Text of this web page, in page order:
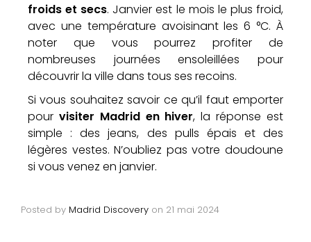
froids et secs. Janvier est le mois le plus froid,
avec une température avoisinant les 6 °C. À
noter que vous pourrez profiter de
nombreuses journées ensoleillées pour
découvrir la ville dans tous ses recoins.
Si vous souhaitez savoir ce qu’il faut emporter
pour visiter Madrid en hiver, la réponse est
simple : des jeans, des pulls épais et des
légères vestes. N’oubliez pas votre doudoune
si vous venez en janvier.
Posted by Madrid Discovery on 21 mai 2024